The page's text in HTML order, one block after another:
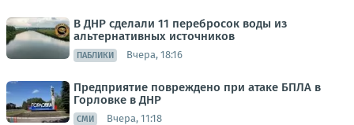
В ДНР сделали 11 перебросок воды из
альтернативных источников
ПАБЛИКИ Вчера, 18:16
Предприятие повреждено при атаке БПЛА в
Горловке в ДНР
СМИ Вчера, 11:18